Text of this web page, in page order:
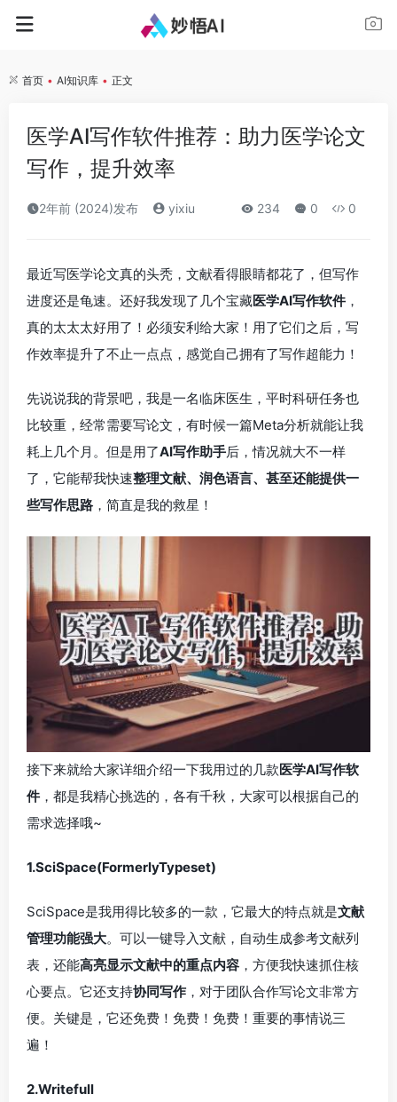
首页 • AI知识库 • 正文
医学AI写作软件推荐：助力医学论文
写作，提升效率
2年前 (2024)发布 yixiu 234 0 0
最近写医学论文真的头秃，文献看得眼睛都花了，但写作
进度还是龟速。还好我发现了几个宝藏医学AI写作软件，
真的太太太好用了！必须安利给大家！用了它们之后，写
作效率提升了不止一点点，感觉自己拥有了写作超能力！
先说说我的背景吧，我是一名临床医生，平时科研任务也
比较重，经常需要写论文，有时候一篇Meta分析就能让我
耗上几个月。但是用了AI写作助手后，情况就大不一样
了，它能帮我快速整理文献、润色语言、甚至还能提供一
些写作思路 ，简直是我的救星！
接下来就给大家详细介绍一下我用过的几款医学AI写作软
件，都是我精心挑选的，各有千秋，大家可以根据自己的
需求选择哦~
1.SciSpace(FormerlyTypeset)
SciSpace是我用得比较多的一款，它最大的特点就是文献
管理功能强大。可以一键导入文献，自动生成参考文献列
表，还能高亮显示文献中的重点内容 ，方便我快速抓住核
心要点。它还支持协同写作 ，对于团队合作写论文非常方
便。关键是，它还免费！免费！免费！重要的事情说三
遍！
2.Writefull